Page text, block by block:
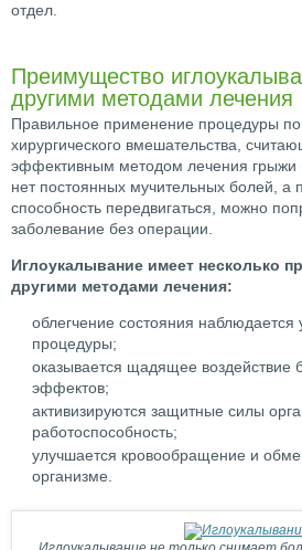
отдел.
Преимущество
другими методами лечения
Правильное применение процедуры
хирургического вмешательства,
эффективным методом лечения грыжи
нет постоянных мучительных болей, а
способность передвигаться, можно
заболевание без операции.
Иглоукалывание имеет несколько
другими методами лечения:
облегчение состояния наблюдается
процедуры;
оказывается щадящее воздействие
эффектов;
активизируются защитные силы
работоспособность;
улучшается кровообращение и
организме.